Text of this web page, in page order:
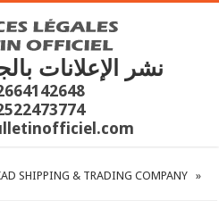
نشر الإعلانات
SHIPPING & TRADING COMPANY »